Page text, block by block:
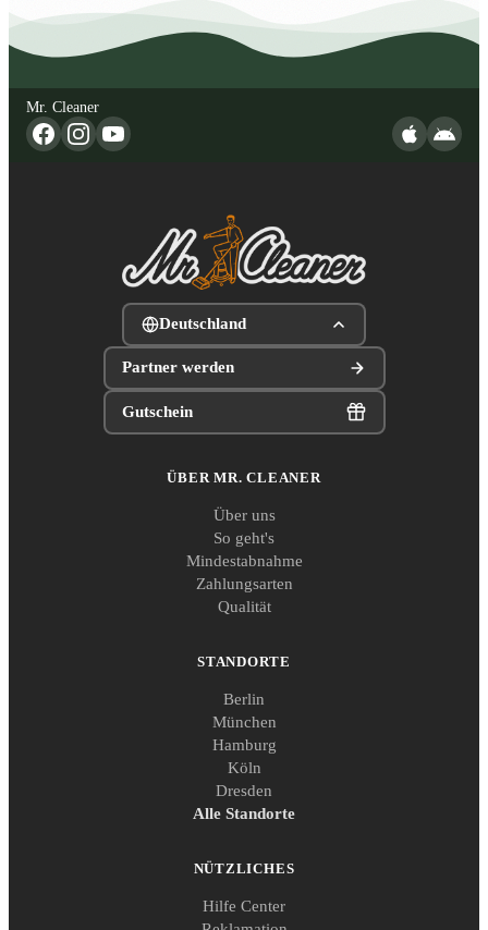
Mr. Cleaner
Deutschland
Partner werden
Gutschein
ÜBER MR. CLEANER
Über uns
So geht's
Mindestabnahme
Zahlungsarten
Qualität
STANDORTE
Berlin
München
Hamburg
Köln
Dresden
Alle Standorte
NÜTZLICHES
Hilfe Center